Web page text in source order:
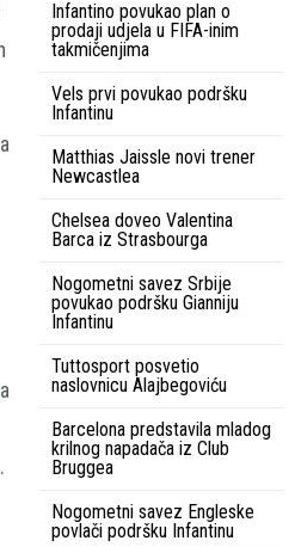
Infantino povukao plan o
prodaji udjela u FIFA-inim
takmičenjima
Vels prvi povukao podršku
Infantinu
Matthias Jaissle novi trener
Newcastlea
Chelsea doveo Valentina
Barca iz Strasbourga
Nogometni savez Srbije
povukao podršku Gianniju
Infantinu
Tuttosport posvetio
naslovnicu Alajbegoviću
Barcelona predstavila mladog
krilnog napadača iz Club
Bruggea
Nogometni savez Engleske
povlači podršku Infantinu